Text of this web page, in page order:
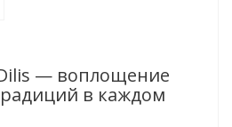
— воплощение
в каждом